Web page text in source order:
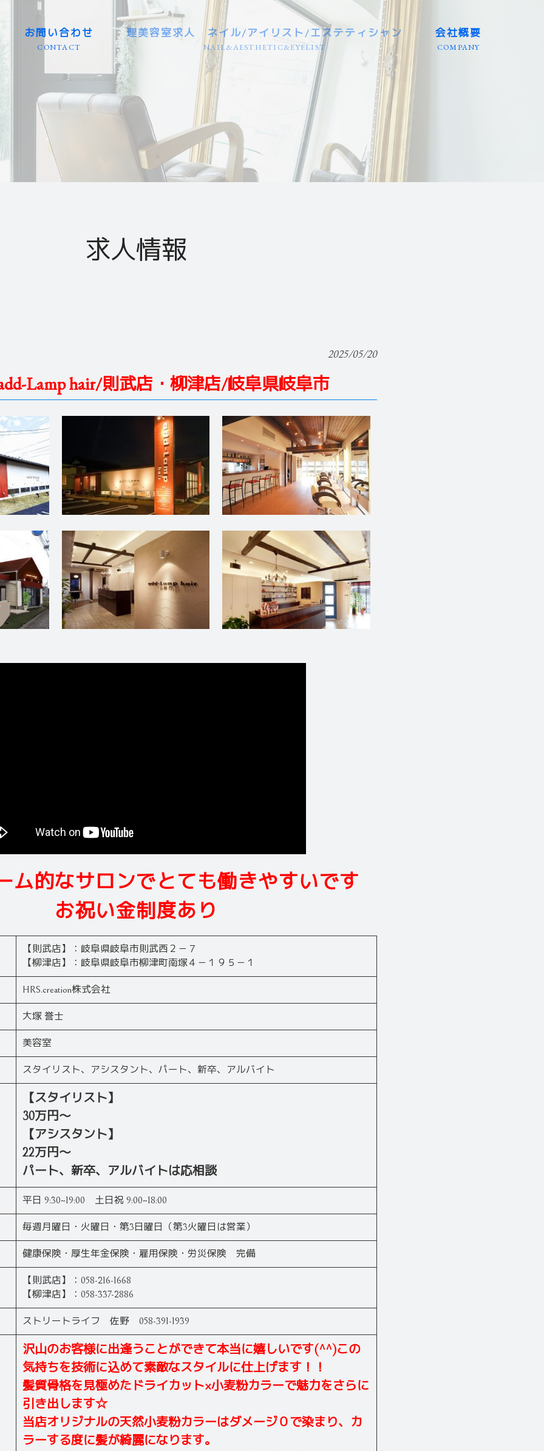
お問い合わせ
CONTACT
理美容室求人 ネイル/アイリスト/エステティシャン
NAIL&AESTHETIC&EYELIST
東海エリア（大型店） 愛知/三重/静岡等
東海エリア（個人店） 愛知/三重/静岡等
岐阜県エリア（大型店・個人店）
業務委託（東海エリア） 愛知/岐阜/三重
カット専門（美容室） 全国エリア
理容室（バーバー） 全国エリア
カラーリスト（専門店） 全国エリア
アイリスト（専門店） 全国エリア
ネイリスト（専門店） 全国エリア
エステティシャン（専門店） 全国エリア
関東エリア 群馬/栃木/茨城/埼玉等
関西エリア 京都/滋賀/大阪/兵庫等
北海道・東北エリア 青森/秋田/岩手
九州・沖縄エリア 福岡/長崎/大分/沖縄
信越・北陸エリア 新潟/長野/富山等
中国・四国エリア 広島/山口/徳島等
会社概要
COMPANY
求人情報
2025/05/20
Lamp hair/則武店・柳津店/岐阜県岐阜市
ム的なサロンでとても働きやすいです
お祝い金制度あり
【則武店】：岐阜県岐阜市則武西２－７
【柳津店】：岐阜県岐阜市柳津町南塚４－１９５－１
HRS.creation株式会社
大塚 誉士
美容室
スタイリスト、アシスタント、パート、新卒、アルバイト
【スタイリスト】
30万円～
【アシスタント】
22万円～
パート、新卒、アルバイトは応相談
平日 9:30~19:00 土日祝 9:00~18:00
毎週月曜日・火曜日・第3日曜日（第3火曜日は営業）
健康保険・厚生年金保険・雇用保険・労災保険 完備
【則武店】：058-216-1668
【柳津店】：058-337-2886
ストリートライフ 佐野 058-391-1939
沢山のお客様に出逢うことができて本当に嬉しいです(^^)この
気持ちを技術に込めて素敵なスタイルに仕上げます！！
髪質骨格を見極めたドライカット×小麦粉カラーで魅力をさらに
引き出します☆
当店オリジナルの天然小麦粉カラーはダメージ０で染まり、カ
ラーする度に髪が綺麗になります。